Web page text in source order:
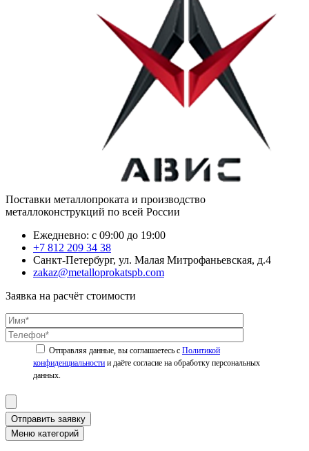
Поставки металлопроката и производство
металлоконструкций по всей России
Ежедневно: с 09:00 до 19:00
+7 812 209 34 38
Санкт-Петербург, ул. Малая Митрофаньевская, д.4
zakaz@metalloprokatspb.com
Заявка на расчёт стоимости
Политикой
конфиденциальности
Отправить заявку
Меню категорий